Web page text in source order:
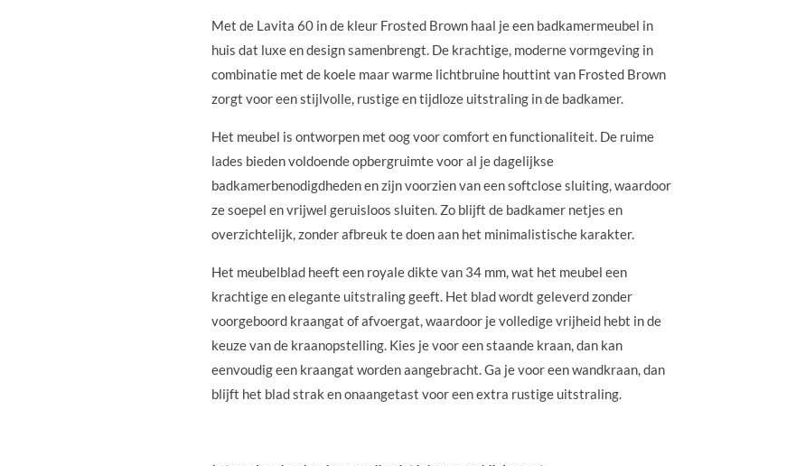
Met de Lavita 60 in de kleur Frosted Brown haal je een badkamermeubel in
huis dat luxe en design samenbrengt. De krachtige, moderne vormgeving in
combinatie met de koele maar warme lichtbruine houttint van Frosted Brown
zorgt voor een stijlvolle, rustige en tijdloze uitstraling in de badkamer.
Het meubel is ontworpen met oog voor comfort en functionaliteit. De ruime
lades bieden voldoende opbergruimte voor al je dagelijkse
badkamerbenodigdheden en zijn voorzien van een softclose sluiting, waardoor
ze soepel en vrijwel geruisloos sluiten. Zo blijft de badkamer netjes en
overzichtelijk, zonder afbreuk te doen aan het minimalistische karakter.
Het meubelblad heeft een royale dikte van 34 mm, wat het meubel een
krachtige en elegante uitstraling geeft. Het blad wordt geleverd zonder
voorgeboord kraangat of afvoergat, waardoor je volledige vrijheid hebt in de
keuze van de kraanopstelling. Kies je voor een staande kraan, dan kan
eenvoudig een kraangat worden aangebracht. Ga je voor een wandkraan, dan
blijft het blad strak en onaangetast voor een extra rustige uitstraling.